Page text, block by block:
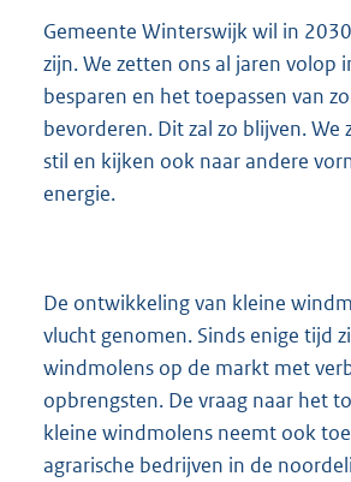
Gemeente Winterswijk wil in
zijn. We zetten ons al jaren volop
besparen en het toepassen van
bevorderen. Dit zal zo blijven.
stil en kijken ook naar andere
energie.
De ontwikkeling van kleine
vlucht genomen. Sinds enige tijd
windmolens op de markt met
opbrengsten. De vraag naar het
kleine windmolens neemt ook
agrarische bedrijven in de